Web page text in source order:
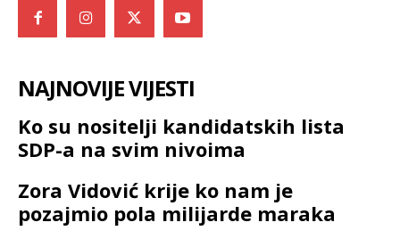
NAJNOVIJE VIJESTI
Ko su nositelji kandidatskih lista
SDP-a na svim nivoima
Zora Vidović krije ko nam je
pozajmio pola milijarde maraka